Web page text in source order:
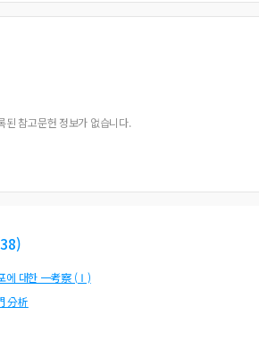
된 참고문헌 정보가 없습니다.
38)
에 대한 一考察 (Ⅰ)
分析